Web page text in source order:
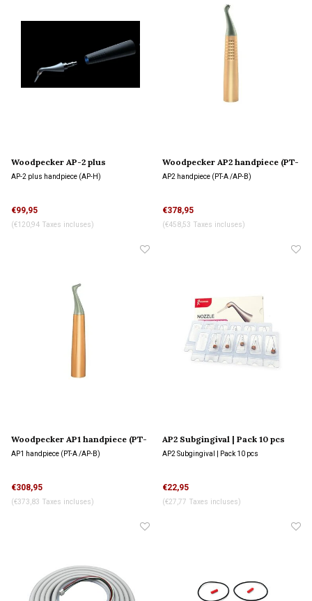
Woodpecker AP-2 plus
handpiece (AP-H)
AP-2 plus handpiece (AP-H)
€99,95
(€120,94 Taxes incluses)
Woodpecker AP2 handpiece (PT-
A /AP-B)
AP2 handpiece (PT-A /AP-B)
€378,95
(€458,53 Taxes incluses)
Woodpecker AP1 handpiece (PT-
A /AP-B)
AP1 handpiece (PT-A /AP-B)
€308,95
(€373,83 Taxes incluses)
AP2 Subgingival | Pack 10 pcs
AP2 Subgingival | Pack 10 pcs
€22,95
(€27,77 Taxes incluses)